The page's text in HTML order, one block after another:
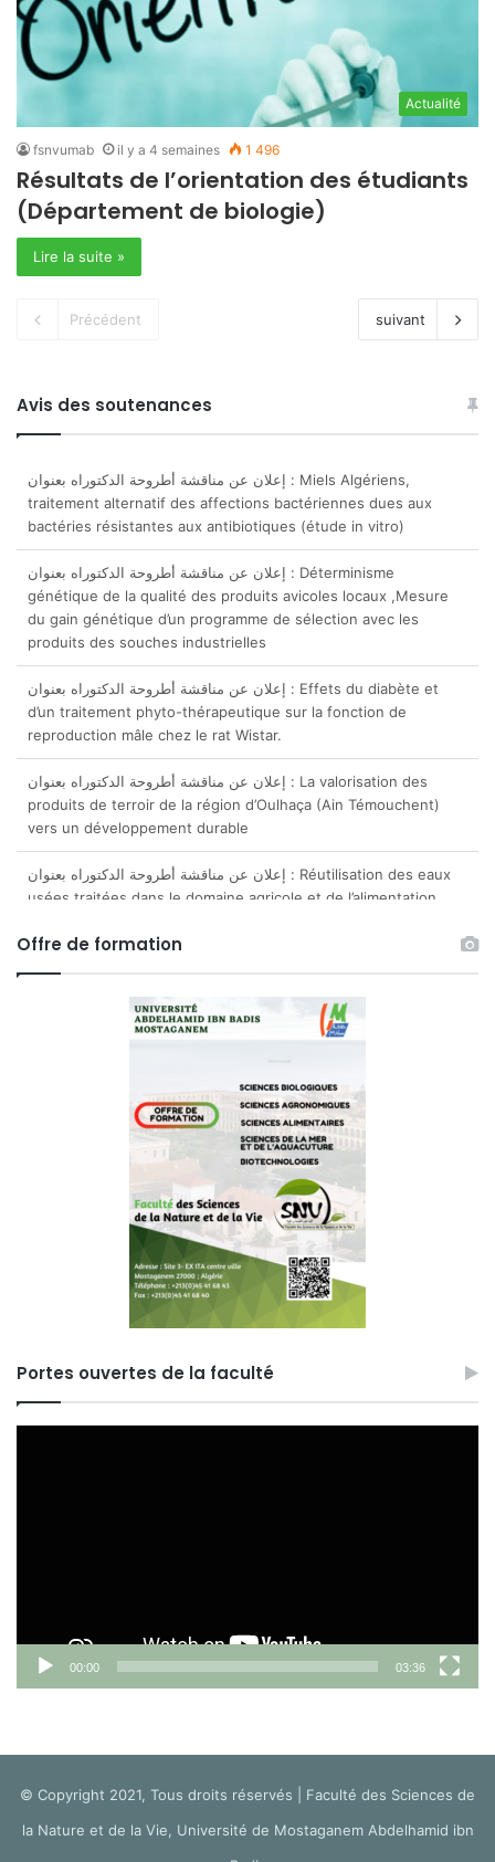
Actualité
fsnvumab il y a 4 semaines 1 496
Résultats de l’orientation des étudiants
(Département de biologie)
Lire la suite »
Précédent suivant
Avis des soutenances
traitement alternatif des affections bactériennes dues aux
bactéries résistantes aux antibiotiques (étude in vitro)
إعلان عن مناقشة أطروحة الدكتوراه بعنوان : Déterminisme
génétique de la qualité des produits avicoles locaux ,Mesure
du gain génétique d’un programme de sélection avec les
produits des souches industrielles
إعلان عن مناقشة أطروحة الدكتوراه بعنوان : Effets du diabète et
d’un traitement phyto-thérapeutique sur la fonction de
reproduction mâle chez le rat Wistar.
إعلان عن مناقشة أطروحة الدكتوراه بعنوان : La valorisation des
produits de terroir de la région d’Oulhaça (Ain Témouchent)
vers un développement durable
إعلان عن مناقشة أطروحة الدكتوراه بعنوان : Réutilisation des eaux
usées traitées dans le domaine agricole et de l’alimentation
animale
إعلان عن مناقشة أطروحة الدكتوراه بعنوان : Miels Algériens,
traitement alternatif des affections bactériennes dues aux
Offre de formation
Portes ouvertes de la faculté
00:00 03:36
© Copyright 2021, Tous droits réservés | Faculté des Sciences de
la Nature et de la Vie, Université de Mostaganem Abdelhamid ibn